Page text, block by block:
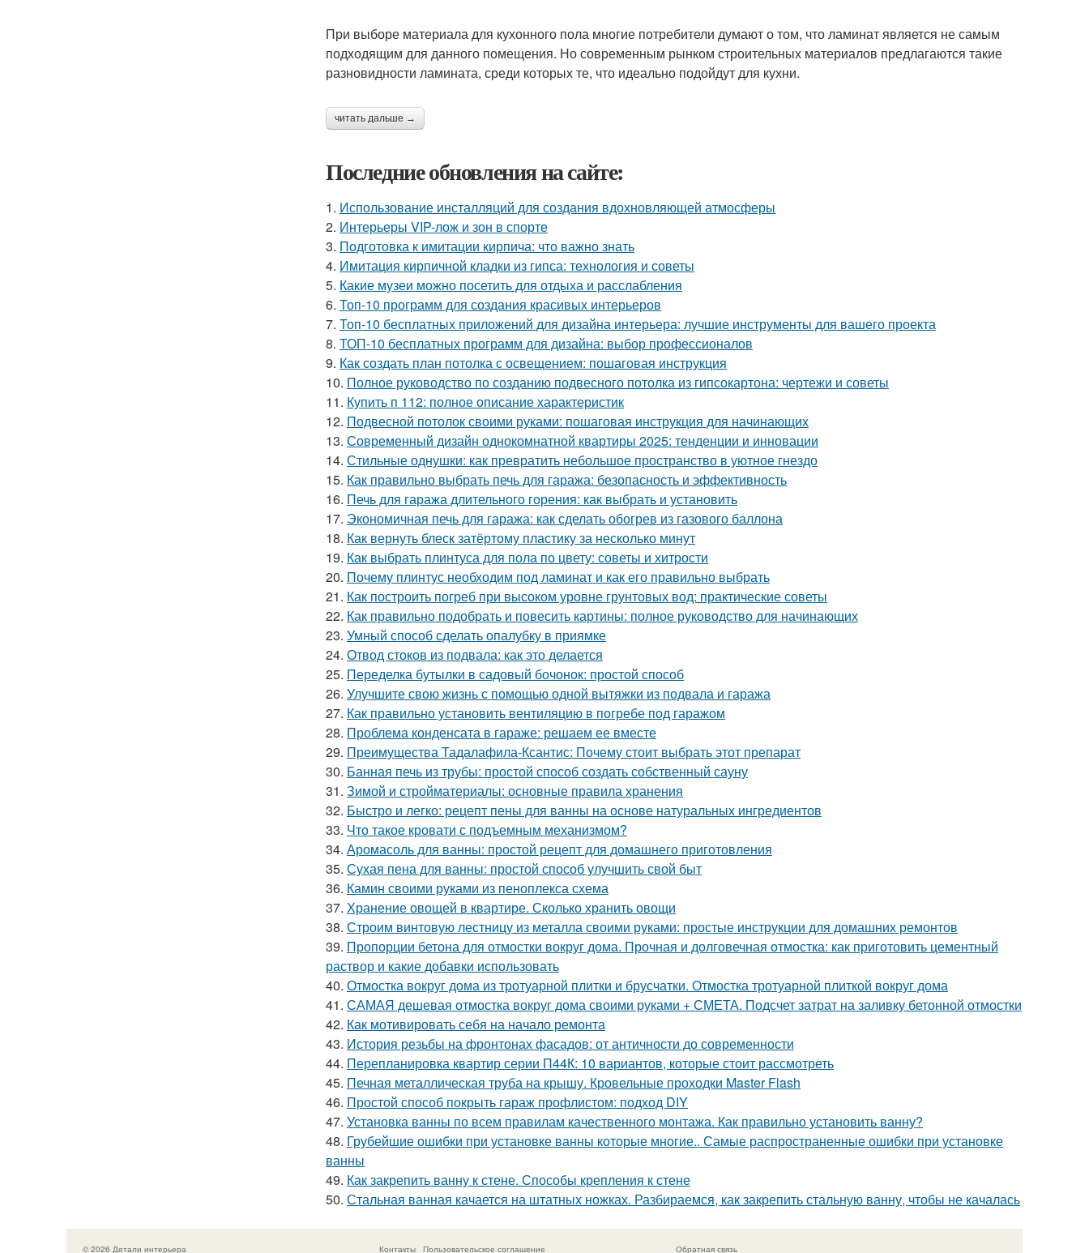
При выборе материала для кухонного пола многие потребители думают о том, что ламинат является не самым
подходящим для данного помещения. Но современным рынком строительных материалов предлагаются такие
разновидности ламината, среди которых те, что идеально подойдут для кухни.
читать дальше →
Последние обновления на сайте:
1. Использование инсталляций для создания вдохновляющей атмосферы
2. Интерьеры VIP-лож и зон в спорте
3. Подготовка к имитации кирпича: что важно знать
4. Имитация кирпичной кладки из гипса: технология и советы
5. Какие музеи можно посетить для отдыха и расслабления
6. Топ-10 программ для создания красивых интерьеров
7. Топ-10 бесплатных приложений для дизайна интерьера: лучшие инструменты для вашего проекта
8. ТОП-10 бесплатных программ для дизайна: выбор профессионалов
9. Как создать план потолка с освещением: пошаговая инструкция
10. Полное руководство по созданию подвесного потолка из гипсокартона: чертежи и советы
11. Купить п 112: полное описание характеристик
12. Подвесной потолок своими руками: пошаговая инструкция для начинающих
13. Современный дизайн однокомнатной квартиры 2025: тенденции и инновации
14. Стильные однушки: как превратить небольшое пространство в уютное гнездо
15. Как правильно выбрать печь для гаража: безопасность и эффективность
16. Печь для гаража длительного горения: как выбрать и установить
17. Экономичная печь для гаража: как сделать обогрев из газового баллона
18. Как вернуть блеск затёртому пластику за несколько минут
19. Как выбрать плинтуса для пола по цвету: советы и хитрости
20. Почему плинтус необходим под ламинат и как его правильно выбрать
21. Как построить погреб при высоком уровне грунтовых вод: практические советы
22. Как правильно подобрать и повесить картины: полное руководство для начинающих
23. Умный способ сделать опалубку в приямке
24. Отвод стоков из подвала: как это делается
25. Переделка бутылки в садовый бочонок: простой способ
26. Улучшите свою жизнь с помощью одной вытяжки из подвала и гаража
27. Как правильно установить вентиляцию в погребе под гаражом
28. Проблема конденсата в гараже: решаем ее вместе
29. Преимущества Тадалафила-Ксантис: Почему стоит выбрать этот препарат
30. Банная печь из трубы: простой способ создать собственный сауну
31. Зимой и стройматериалы: основные правила хранения
32. Быстро и легко: рецепт пены для ванны на основе натуральных ингредиентов
33. Что такое кровати с подъемным механизмом?
34. Аромасоль для ванны: простой рецепт для домашнего приготовления
35. Сухая пена для ванны: простой способ улучшить свой быт
36. Камин своими руками из пеноплекса схема
37. Хранение овощей в квартире. Сколько хранить овощи
38. Строим винтовую лестницу из металла своими руками: простые инструкции для домашних ремонтов
39. Пропорции бетона для отмостки вокруг дома. Прочная и долговечная отмостка: как приготовить цементный
раствор и какие добавки использовать
40. Отмостка вокруг дома из тротуарной плитки и брусчатки. Отмостка тротуарной плиткой вокруг дома
41. САМАЯ дешевая отмостка вокруг дома своими руками + СМЕТА. Подсчет затрат на заливку бетонной отмостки
42. Как мотивировать себя на начало ремонта
43. История резьбы на фронтонах фасадов: от античности до современности
44. Перепланировка квартир серии П44К: 10 вариантов, которые стоит рассмотреть
45. Печная металлическая труба на крышу. Кровельные проходки Master Flash
46. Простой способ покрыть гараж профлистом: подход DIY
47. Установка ванны по всем правилам качественного монтажа. Как правильно установить ванну?
48. Грубейшие ошибки при установке ванны которые многие.. Самые распространенные ошибки при установке
ванны
49. Как закрепить ванну к стене. Способы крепления к стене
50. Стальная ванная качается на штатных ножках. Разбираемся, как закрепить стальную ванну, чтобы не качалась
© 2026 Детали интерьера Контакты Пользовательское соглашение Обратная связь